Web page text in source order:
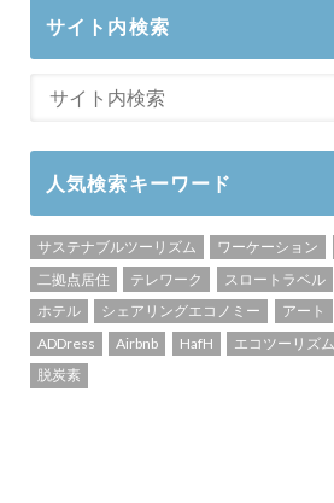
サイト内検索
人気検索キーワード
サステナブルツーリズム ワーケーション
二拠点居住
テレワーク スロートラベル
ホテル
シェアリングエコノミー アート
ADDress
Airbnb HafH エコツーリズム
脱炭素